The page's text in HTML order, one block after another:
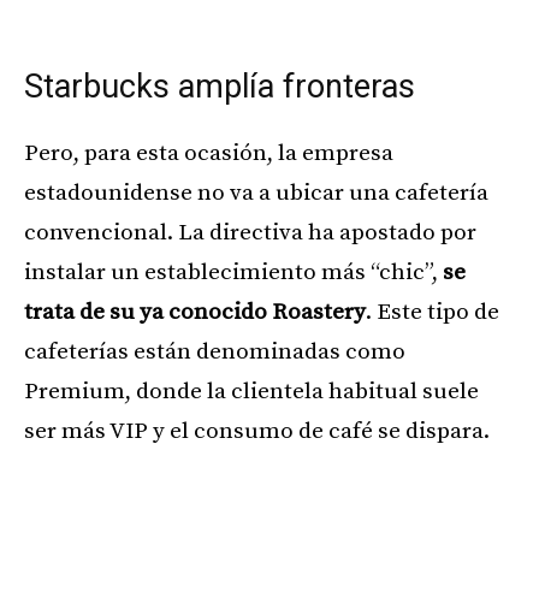
Starbucks amplía fronteras
Pero, para esta ocasión, la empresa
estadounidense no va a ubicar una cafetería
convencional. La directiva ha apostado por
instalar un establecimiento más “chic”, se
trata de su ya conocido Roastery. Este tipo de
cafeterías están denominadas como
Premium, donde la clientela habitual suele
ser más VIP y el consumo de café se dispara.